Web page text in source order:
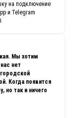
на подключение
и Telegram
Мы хотим
нет
Когда появится
но так и ничего